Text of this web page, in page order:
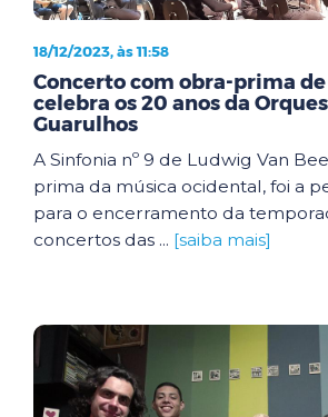
18/12/2023, às 11:58
Concerto com obra-prima
celebra os 20 anos da
Guarulhos
A Sinfonia nº 9 de Ludwig Van
prima da música ocidental, foi a
para o encerramento da
concertos das ... [saiba mais]